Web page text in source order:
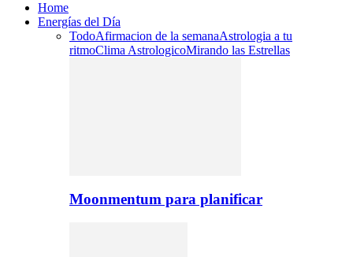
Home
Energías del Día
TodoAfirmacion de la semanaAstrologia a tu
ritmoClima AstrologicoMirando las Estrellas
Moonmentum para planificar